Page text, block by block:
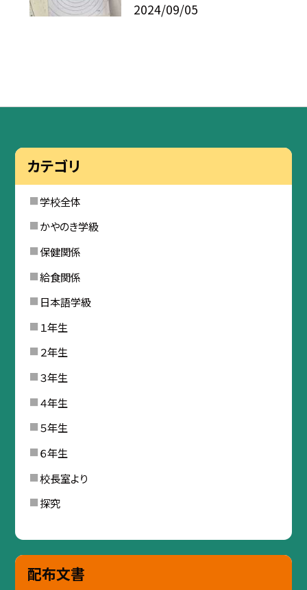
2024/09/05
カテゴリ
学校全体
かやのき学級
保健関係
給食関係
日本語学級
１年生
２年生
３年生
４年生
５年生
６年生
校長室より
探究
配布文書